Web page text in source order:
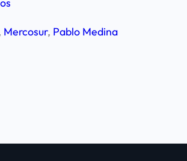
Mercosur, Pablo Medina